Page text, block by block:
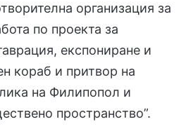
организация за
по проекта за
експониране и
кораб и притвор на
на Филипопол и
пространство”.